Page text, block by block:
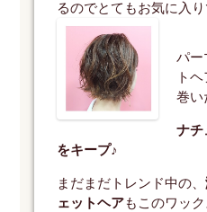
るのでとてもお気に入
パー
ト
巻い
ナチ
をキープ♪
まだまだトレンド中の、
ェットヘアもこのワッ